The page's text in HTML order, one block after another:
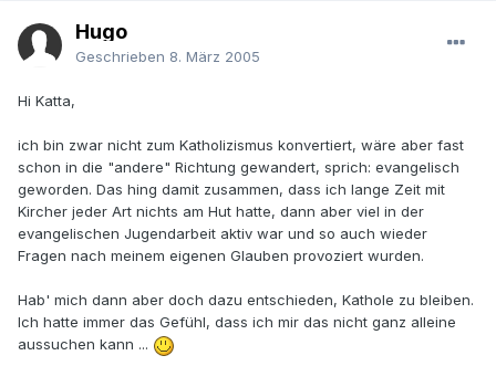
Hugo
Geschrieben 8. März 2005
Hi Katta,
ich bin zwar nicht zum Katholizismus konvertiert, wäre aber fast
schon in die "andere" Richtung gewandert, sprich: evangelisch
geworden. Das hing damit zusammen, dass ich lange Zeit mit
Kircher jeder Art nichts am Hut hatte, dann aber viel in der
evangelischen Jugendarbeit aktiv war und so auch wieder
Fragen nach meinem eigenen Glauben provoziert wurden.
Hab' mich dann aber doch dazu entschieden, Kathole zu bleiben.
Ich hatte immer das Gefühl, dass ich mir das nicht ganz alleine
aussuchen kann ...